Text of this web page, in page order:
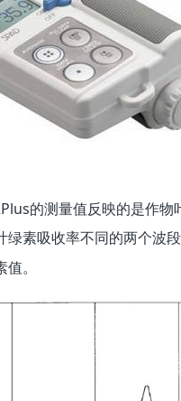
的测量值反映的是作物
绿素吸收率不同的两个波
。